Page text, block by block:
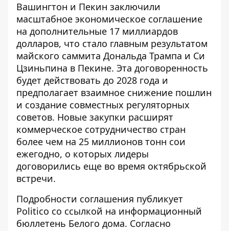
Вашингтон и Пекин заключили
масштабное экономическое соглашение
на дополнительные 17 миллиардов
долларов, что стало главным результатом
майского саммита Дональда Трампа и Си
Цзиньпина в Пекине. Эта договоренность
будет действовать до 2028 года и
предполагает взаимное снижение пошлин
и создание совместных регуляторных
советов. Новые закупки расширят
коммерческое сотрудничество стран
более чем на 25 миллионов тонн сои
ежегодно, о которых лидеры
договорились еще во время октябрьской
встречи.
Подробности соглашения публикует
Politico со ссылкой на информационный
бюллетень Белого дома. Согласно